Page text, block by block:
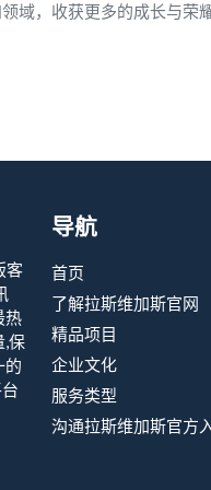
域，收获更多的成长与荣
客
热
,保
的
导航
首页
了解拉斯维加斯官网
精品项目
企业文化
服务类型
沟通拉斯维加斯官方